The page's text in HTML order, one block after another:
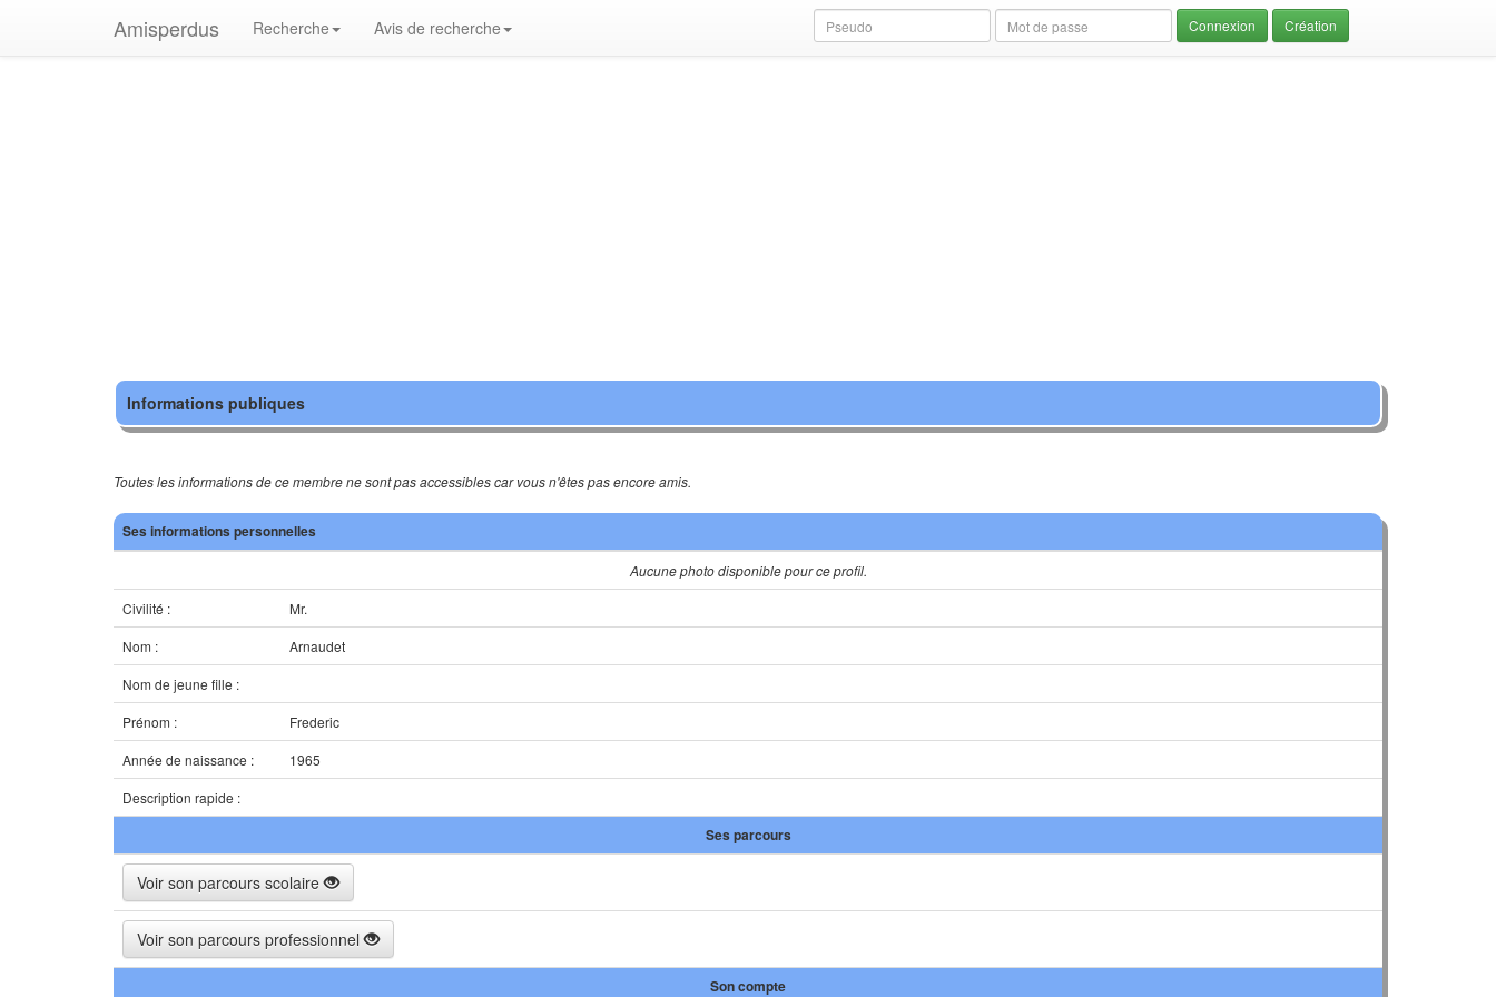
Amisperdus Recherche Avis de recherche Création
Informations publiques
Toutes les informations de ce membre ne sont pas accessibles car vous n'êtes pas encore amis.
Ses informations personnelles
Aucune photo disponible pour ce profil.
Civilité :
Mr.
Nom :
Arnaudet
Nom de jeune fille :
Prénom :
Frederic
Année de naissance :
1965
Description rapide :
Ses parcours
Voir son parcours scolaire
Voir son parcours professionnel
Son compte